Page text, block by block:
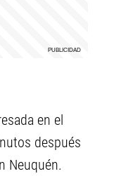
en el
después
Neuquén.